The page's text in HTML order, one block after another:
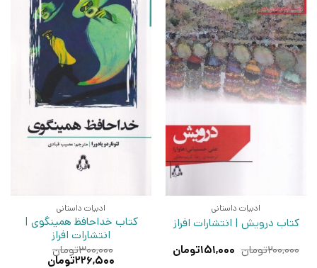
ادبیات داستانی
کتاب درویش | انتشارات افراز
۲۰۰,۰۰۰تومان قیمت
۱۵۱,۰۰۰تومانقیمت
فعلی:
ادبیات داستانی
کتاب خداحافظ همینگوی |
انتشارات افراز
۳۰۰,۰۰۰تومان
قیمت
۲۲۶,۵۰۰تومان